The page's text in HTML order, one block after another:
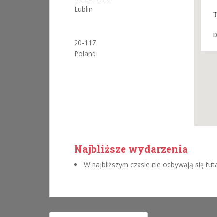
Lublin
20-117
Poland
Najbliższe wydarzenia
W najbliższym czasie nie odbywają się